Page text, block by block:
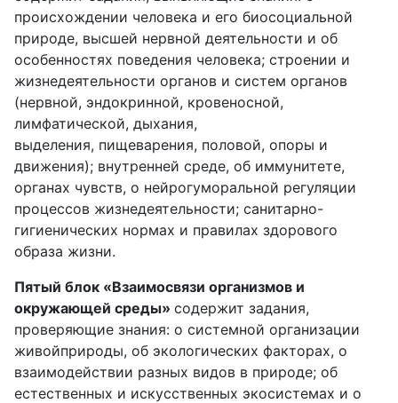
происхождении человека и его биосоциальной
природе, высшей нервной деятельности и об
особенностях поведения человека; строении и
жизнедеятельности органов и систем органов
(нервной, эндокринной, кровеносной,
лимфатической, дыхания,
выделения, пищеварения, половой, опоры и
движения); внутренней среде, об иммунитете,
органах чувств, о нейрогуморальной регуляции
процессов жизнедеятельности; санитарно-
гигиенических нормах и правилах здорового
образа жизни.
Пятый блок «Взаимосвязи организмов и
окружающей среды» содержит задания,
проверяющие знания: о системной организации
живойприроды, об экологических факторах, о
взаимодействии разных видов в природе; об
естественных и искусственных экосистемах и о